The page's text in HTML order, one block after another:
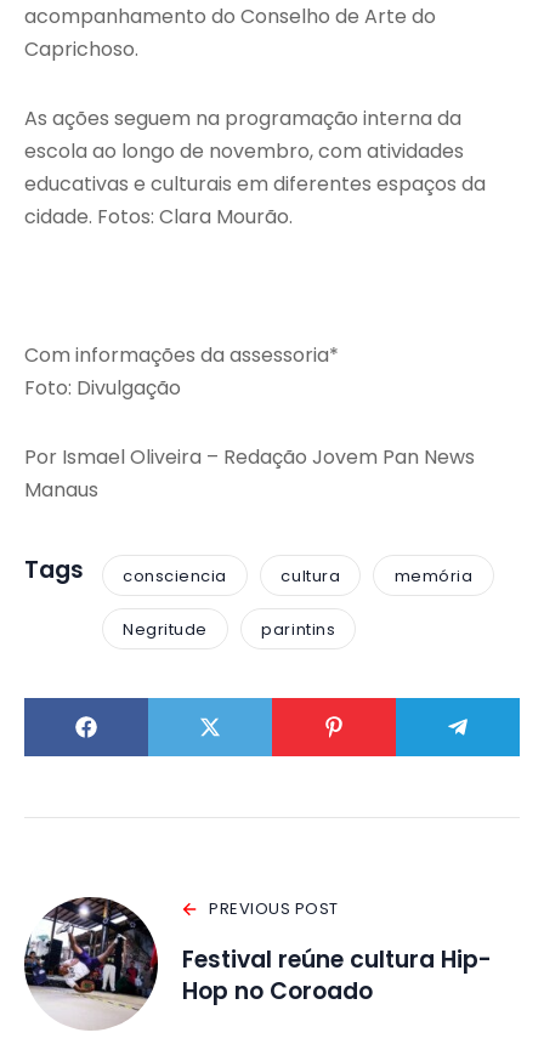
acompanhamento do Conselho de Arte do
Caprichoso.
As ações seguem na programação interna da
escola ao longo de novembro, com atividades
educativas e culturais em diferentes espaços da
cidade. Fotos: Clara Mourão.
Com informações da assessoria*
Foto: Divulgação
Por Ismael Oliveira – Redação Jovem Pan News
Manaus
Tags consciencia cultura memória
Negritude parintins
PREVIOUS POST
Festival reúne cultura Hip-
Hop no Coroado